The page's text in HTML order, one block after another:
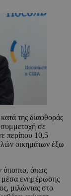
της διαφθοράς
συμμετοχή σε
περίπου 10,5
οικημάτων έξω
ύποπτο, όπως
μέσα ενημέρωσης
μιλώντας στο